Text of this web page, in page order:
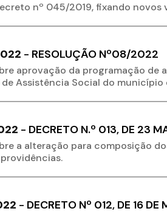
nº 045/2019, fixando novos
- RESOLUÇÃO Nº08/2022
aprovação da programação
Assistência Social do município
- DECRETO N.º 013, DE 23
a alteração para composição
- DECRETO Nº 012, DE 16